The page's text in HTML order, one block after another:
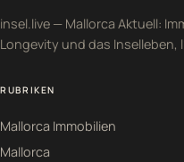
insel.live — Mallorca Aktuell:
Longevity und das Inselleben,
RUBRIKEN
Mallorca Immobilien
Mallorca